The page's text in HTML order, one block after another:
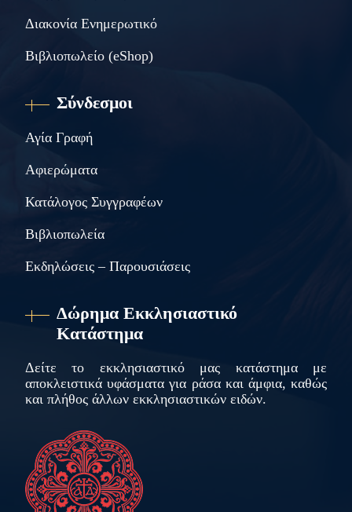
Διακονία Ενημερωτικό
Βιβλιοπωλείο (eShop)
Σύνδεσμοι
Αγία Γραφή
Αφιερώματα
Κατάλογος Συγγραφέων
Βιβλιοπωλεία
Εκδηλώσεις – Παρουσιάσεις
Δώρημα Εκκλησιαστικό
Κατάστημα
Δείτε το εκκλησιαστικό μας κατάστημα με
αποκλειστικά υφάσματα για ράσα και άμφια, καθώς
και πλήθος άλλων εκκλησιαστικών ειδών.